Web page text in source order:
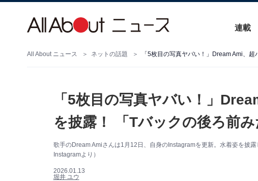
連載
All About ニュース ネットの話題
「5枚目の写真ヤバい！」
を披露！ 「Tバックの後ろ前み
歌手のDream Amiさんは1月12日、自身のInstagramを更新。水着姿を披
Instagramより）
2026.01.13
堀井 ユウ